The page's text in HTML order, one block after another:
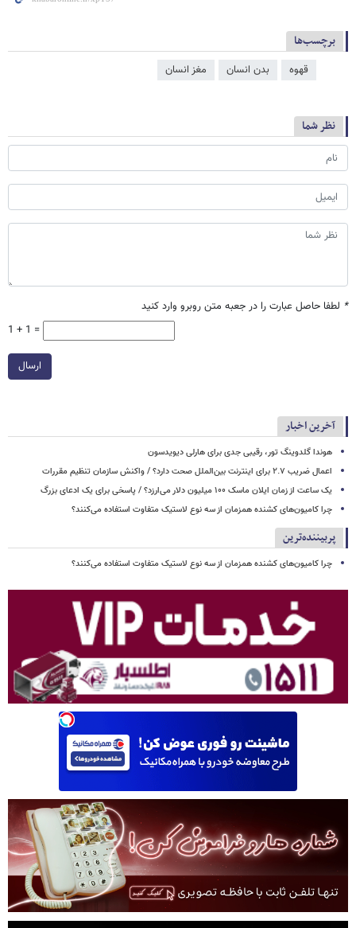
برچسب‌ها
قهوه بدن انسان مغز انسان
نظر شما
* لطفا حاصل عبارت را در جعبه متن روبرو وارد کنید
1 + 1 =
ارسال
آخرین اخبار
هوندا گلدوینگ تور، رقیبی جدی برای هارلی دیویدسون
اعمال ضریب ۲.۷ برای اینترنت بین‌الملل صحت دارد؟ / واکنش سازمان تنظیم مقررات
یک ساعت از زمان ایلان ماسک ۱۰۰ میلیون دلار می‌ارزد؟ / پاسخی برای یک ادعای بزرگ
چرا کامیون‌های کشنده همزمان از سه نوع لاستیک متفاوت استفاده می‌کنند؟
پربیننده‌ترین
چرا کامیون‌های کشنده همزمان از سه نوع لاستیک متفاوت استفاده می‌کنند؟